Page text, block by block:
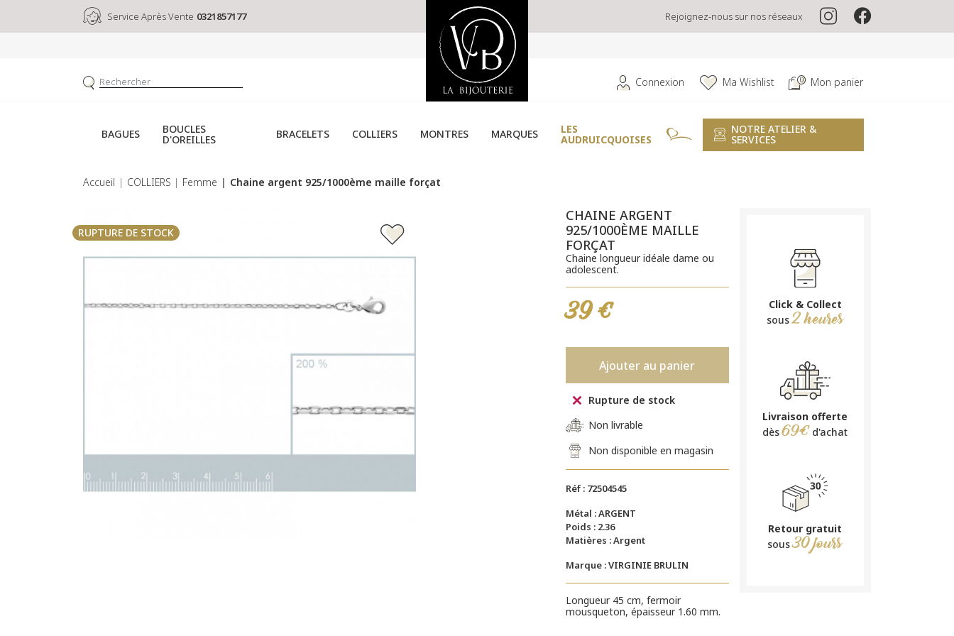
Service Après Vente 0321857177 Rejoignez-nous sur nos réseaux
Connexion Ma Wishlist Mon panier
0
BAGUES BOUCLES
D'OREILLES BRACELETS COLLIERS MONTRES MARQUES LES
AUDRUICQUOISES
NOTRE ATELIER &
SERVICES
Accueil COLLIERS Femme Chaine argent 925/1000ème maille forçat
RUPTURE DE STOCK
CHAINE ARGENT
925/1000ÈME MAILLE
FORÇAT
Chaine longueur idéale dame ou
adolescent.
39 €
Ajouter au panier
Rupture de stock
Non livrable
Non disponible en magasin
Réf : 72504545
Métal : ARGENT
Poids : 2.36
Matières : Argent
Marque : VIRGINIE BRULIN
Longueur 45 cm, fermoir
mousqueton, épaisseur 1.60 mm.
Click & Collect
sous2 heures
Livraison offerte
dès69€ d'achat
Retour gratuit
sous30 jours